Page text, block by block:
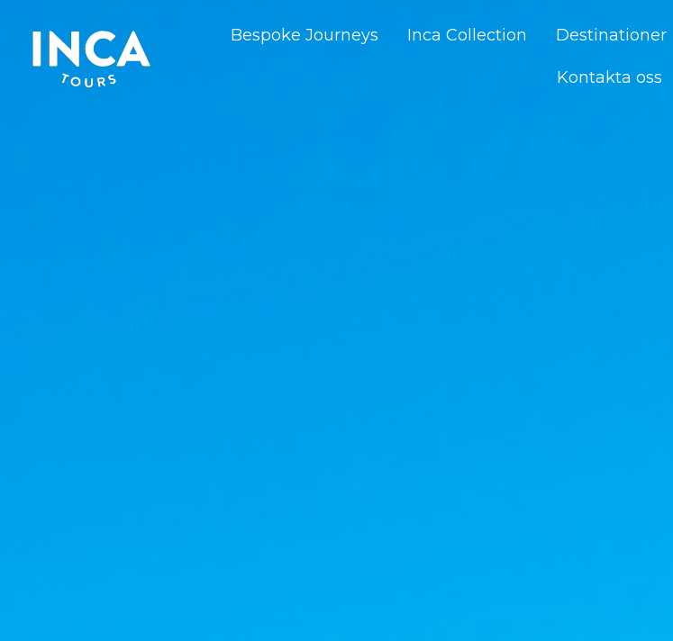
innehåll
Bespoke Journeys Inca Collection Destinationer
Kontakta oss